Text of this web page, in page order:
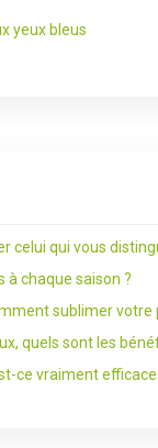
yeux bleus
celui qui vous
à chaque saison ?
sublimer
quels sont les
ce vraiment efficace